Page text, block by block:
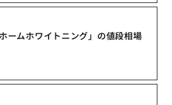
ームホワイトニング」の値段相場